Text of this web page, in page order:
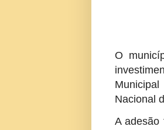
O
Nacional
A adesão